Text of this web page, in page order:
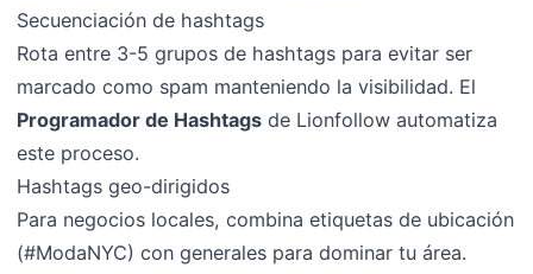
Secuenciación de hashtags
Rota entre 3-5 grupos de hashtags para evitar ser
marcado como spam manteniendo la visibilidad. El
Programador de Hashtags de Lionfollow automatiza
este proceso.
Hashtags geo-dirigidos
Para negocios locales, combina etiquetas de ubicación
(#ModaNYC) con generales para dominar tu área.